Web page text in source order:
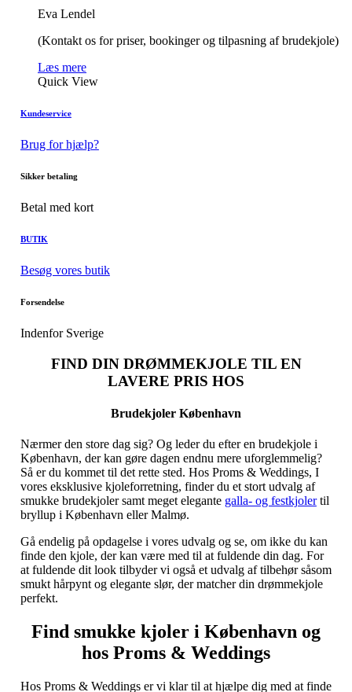
Eva Lendel
(Kontakt os for priser, bookinger og tilpasning af brudekjole)
Læs mere
Quick View
Kundeservice
Brug for hjælp?
Sikker betaling
Betal med kort
BUTIK
Besøg vores butik
Forsendelse
Indenfor Sverige
FIND DIN DRØMMEKJOLE TIL EN
LAVERE PRIS HOS
Brudekjoler København
Nærmer den store dag sig? Og leder du efter en brudekjole i
København, der kan gøre dagen endnu mere uforglemmelig?
Så er du kommet til det rette sted. Hos Proms & Weddings, I
vores eksklusive kjoleforretning, finder du et stort udvalg af
smukke brudekjoler samt meget elegante galla- og festkjolertil
bryllup i København eller Malmø.
Gå endelig på opdagelse i vores udvalg og se, om ikke du kan
finde den kjole, der kan være med til at fuldende din dag. For
at fuldende dit look tilbyder vi også et udvalg af tilbehør såsom
smukt hårpynt og elegante slør, der matcher din drømmekjole
perfekt.
Find smukke kjoler i København og
hos Proms & Weddings
Hos Proms & Weddings er vi klar til at hjælpe dig med at finde